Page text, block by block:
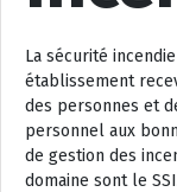
La sécurité
établissement
des personnes et
personnel aux
de gestion des
domaine sont le